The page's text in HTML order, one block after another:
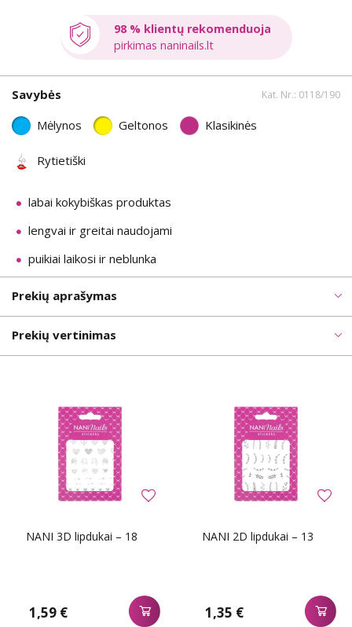
98 % klientų rekomenduoja
pirkimas naninails.lt
Savybės Kat. Nr.: 0118/190
Mėlynos Geltonos Klasikinės
Rytietiški
labai kokybiškas produktas
lengvai ir greitai naudojami
puikiai laikosi ir neblunka
Prekių aprašymas
Prekių vertinimas
NANI 3D lipdukai – 18
1,59 €
NANI 2D lipdukai – 13
1,35 €